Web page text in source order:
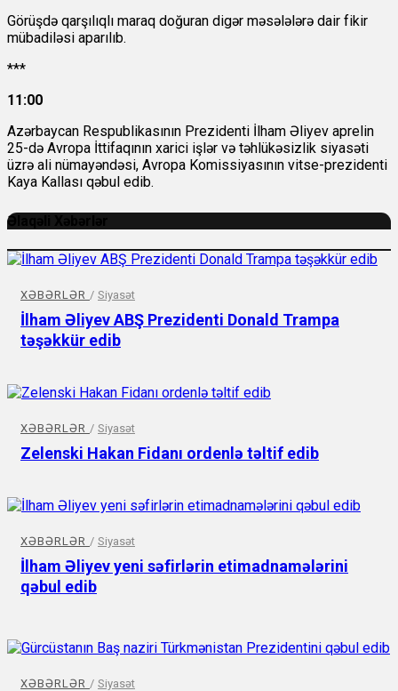
Görüşdə qarşılıqlı maraq doğuran digər məsələlərə dair fikir
mübadiləsi aparılıb.
***
11:00
Azərbaycan Respublikasının Prezidenti İlham Əliyev aprelin
25-də Avropa İttifaqının xarici işlər və təhlükəsizlik siyasəti
üzrə ali nümayəndəsi, Avropa Komissiyasının vitse-prezidenti
Kaya Kallası qəbul edib.
Əlaqəli Xəbərlər
XƏBƏRLƏR / Siyasət
İlham Əliyev ABŞ Prezidenti Donald Trampa
təşəkkür edib
XƏBƏRLƏR / Siyasət
Zelenski Hakan Fidanı ordenlə təltif edib
XƏBƏRLƏR / Siyasət
İlham Əliyev yeni səfirlərin etimadnamələrini
qəbul edib
XƏBƏRLƏR / Siyasət